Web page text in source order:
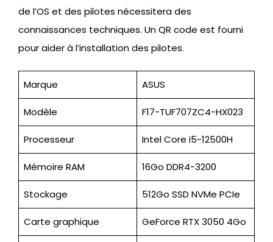
de l’OS et des pilotes nécessitera des
connaissances techniques. Un QR code est fourni
pour aider à l’installation des pilotes.
Marque ASUS
Modèle F17-TUF707ZC4-HX023
Processeur Intel Core i5-12500H
Mémoire RAM 16Go DDR4-3200
Stockage 512Go SSD NVMe PCIe
Carte graphique GeForce RTX 3050 4Go